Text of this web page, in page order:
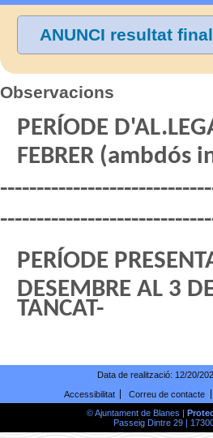
ANUNCI resultat final
Observacions
PERÍODE
FEBRER (ambdós
PERÍODE
DESEMBRE AL 3
TANCAT-
Data de realització: 12/20/
Accessibilitat
Correu de contacte
© Ajuntament de Blanes |
Passeig Dintre 29 |